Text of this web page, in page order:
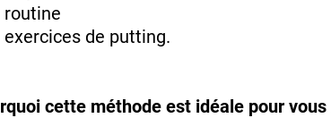
routine
exercices de putting.
cette méthode est idéale pour vous